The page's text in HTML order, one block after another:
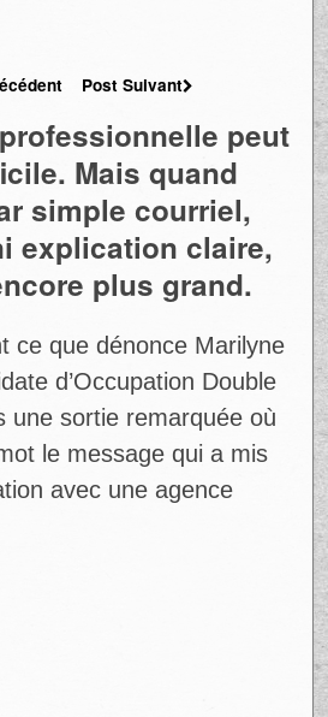
Post Suivant
peut
Mais quand
simple courriel,
explication claire,
plus grand.
ce que dénonce Marilyne
d’Occupation Double
une sortie remarquée où
le message qui a mis
avec une agence